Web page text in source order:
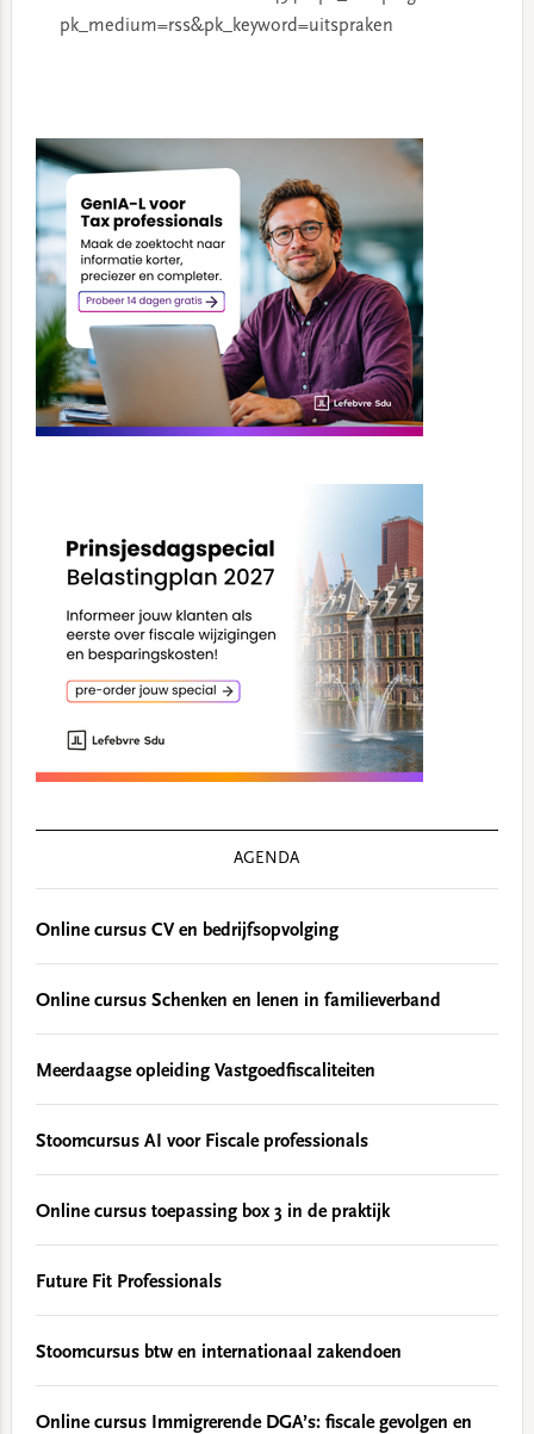
pk_medium=rss&pk_keyword=uitspraken
Sidebar
AGENDA
Online cursus CV en bedrijfsopvolging
Online cursus Schenken en lenen in familieverband
Meerdaagse opleiding Vastgoedfiscaliteiten
Stoomcursus AI voor Fiscale professionals
Online cursus toepassing box 3 in de praktijk
Future Fit Professionals
Stoomcursus btw en internationaal zakendoen
Online cursus Immigrerende DGA’s: fiscale gevolgen en